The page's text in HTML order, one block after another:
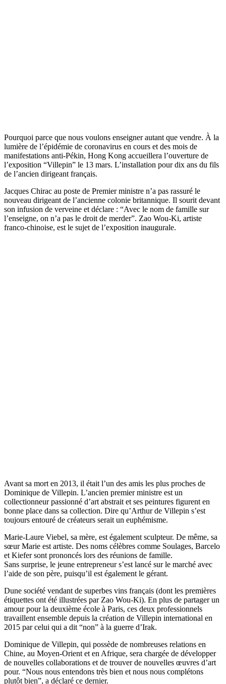
Pourquoi parce que nous voulons enseigner autant que vendre. À la
lumière de l’épidémie de coronavirus en cours et des mois de
manifestations anti-Pékin, Hong Kong accueillera l’ouverture de
l’exposition “Villepin” le 13 mars. L’installation pour dix ans du fils
de l’ancien dirigeant français.
Jacques Chirac au poste de Premier ministre n’a pas rassuré le
nouveau dirigeant de l’ancienne colonie britannique. Il sourit devant
son infusion de verveine et déclare : “Avec le nom de famille sur
l’enseigne, on n’a pas le droit de merder”. Zao Wou-Ki, artiste
franco-chinoise, est le sujet de l’exposition inaugurale.
Avant sa mort en 2013, il était l’un des amis les plus proches de
Dominique de Villepin. L’ancien premier ministre est un
collectionneur passionné d’art abstrait et ses peintures figurent en
bonne place dans sa collection. Dire qu’Arthur de Villepin s’est
toujours entouré de créateurs serait un euphémisme.
Marie-Laure Viebel, sa mère, est également sculpteur. De même, sa
sœur Marie est artiste. Des noms célèbres comme Soulages, Barcelo
et Kiefer sont prononcés lors des réunions de famille.
Sans surprise, le jeune entrepreneur s’est lancé sur le marché avec
l’aide de son père, puisqu’il est également le gérant.
Dune société vendant de superbes vins français (dont les premières
étiquettes ont été illustrées par Zao Wou-Ki). En plus de partager un
amour pour la deuxième école à Paris, ces deux professionnels
travaillent ensemble depuis la création de Villepin international en
2015 par celui qui a dit “non” à la guerre d’Irak.
Dominique de Villepin, qui possède de nombreuses relations en
Chine, au Moyen-Orient et en Afrique, sera chargée de développer
de nouvelles collaborations et de trouver de nouvelles œuvres d’art
pour. “Nous nous entendons très bien et nous nous complétons
plutôt bien”, a déclaré ce dernier.